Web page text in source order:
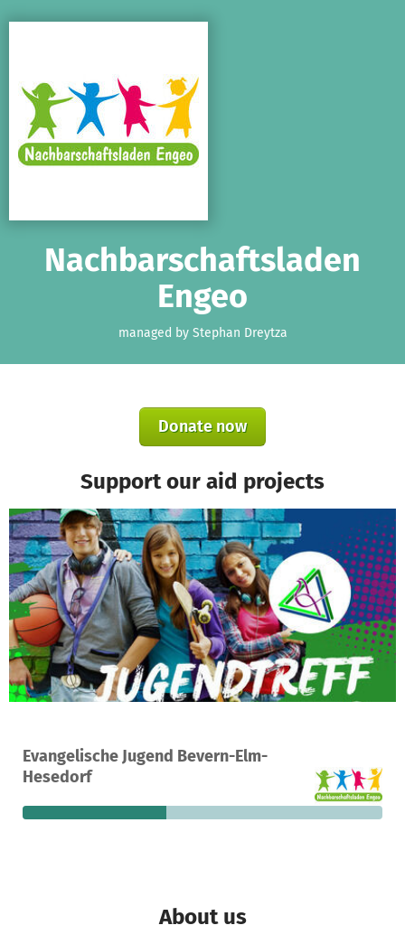
Nachbarschaftsladen
Engeo
managed by Stephan Dreytza
Donate now
Support our aid projects
Evangelische Jugend Bevern-Elm-
Hesedorf
A project in Bremervörde, Germany
1 €600
still needed
About us